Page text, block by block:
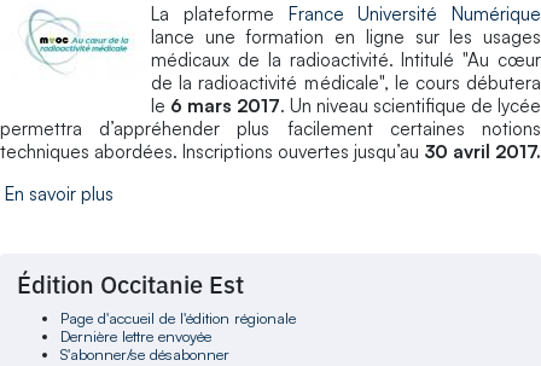
La plateforme France Université Numérique
lance une formation en ligne sur les usages
médicaux de la radioactivité. Intitulé "Au cœur
de la radioactivité médicale", le cours débutera
le 6 mars 2017. Un niveau scientifique de lycée
permettra d’appréhender plus facilement certaines notions
techniques abordées. Inscriptions ouvertes jusqu’au 30 avril 2017.
En savoir plus
Édition Occitanie Est
Page d'accueil de l'édition régionale
Dernière lettre envoyée
S'abonner/se désabonner